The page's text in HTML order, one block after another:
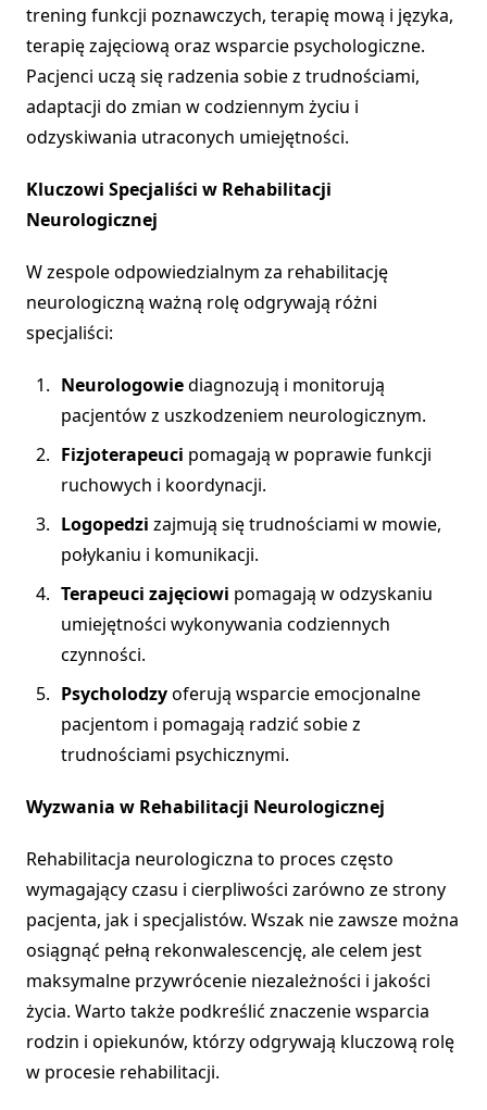
trening funkcji poznawczych, terapię mową i języka,
terapię zajęciową oraz wsparcie psychologiczne.
Pacjenci uczą się radzenia sobie z trudnościami,
adaptacji do zmian w codziennym życiu i
odzyskiwania utraconych umiejętności.
Kluczowi Specjaliści w Rehabilitacji
Neurologicznej
W zespole odpowiedzialnym za rehabilitację
neurologiczną ważną rolę odgrywają różni
specjaliści:
Neurologowiediagnozują i monitorują
pacjentów z uszkodzeniem neurologicznym.
Fizjoterapeuci pomagają w poprawie funkcji
ruchowych i koordynacji.
Logopedzi zajmują się trudnościami w mowie,
połykaniu i komunikacji.
Terapeuci zajęciowi pomagają w odzyskaniu
umiejętności wykonywania codziennych
czynności.
Psycholodzyoferują wsparcie emocjonalne
pacjentom i pomagają radzić sobie z
trudnościami psychicznymi.
Wyzwania w Rehabilitacji Neurologicznej
Rehabilitacja neurologiczna to proces często
wymagający czasu i cierpliwości zarówno ze strony
pacjenta, jak i specjalistów. Wszak nie zawsze można
osiągnąć pełną rekonwalescencję, ale celem jest
maksymalne przywrócenie niezależności i jakości
życia. Warto także podkreślić znaczenie wsparcia
rodzin i opiekunów, którzy odgrywają kluczową rolę
w procesie rehabilitacji.